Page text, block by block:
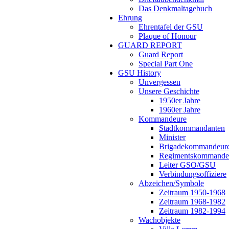
Das Denkmaltagebuch
Ehrung
Ehrentafel der GSU
Plaque of Honour
GUARD REPORT
Guard Report
Special Part One
GSU History
Unvergessen
Unsere Geschichte
1950er Jahre
1960er Jahre
Kommandeure
Stadtkommandanten
Minister
Leiter GSO/GSU
Verbindungsoffiziere
Abzeichen/Symbole
Zeitraum 1950-1968
Zeitraum 1968-1982
Zeitraum 1982-1994
Wachobjekte